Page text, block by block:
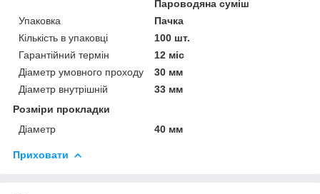
Пароводяна суміш
Упаковка
Пачка
Кількість в упаковці
100 шт.
Гарантійний термін
12 міс
Діаметр умовного проходу
30 мм
Діаметр внутрішній
33 мм
Розміри прокладки
Діаметр
40 мм
Приховати